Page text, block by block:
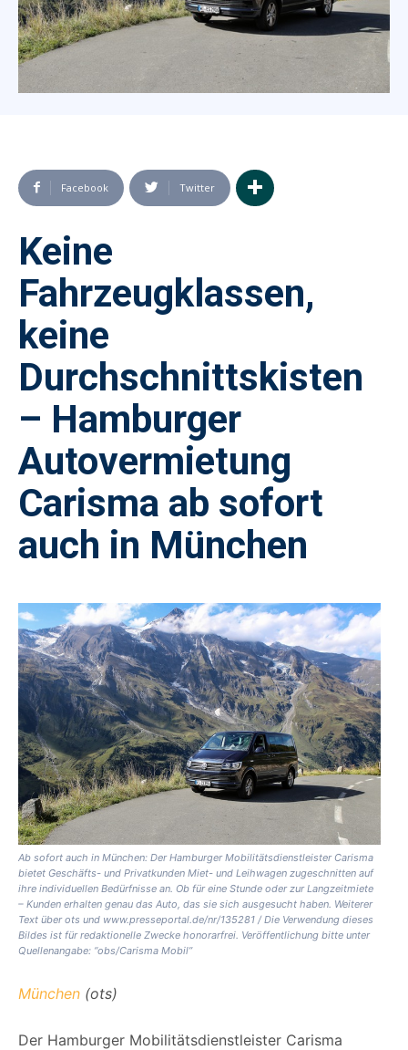
Facebook Twitter
Keine
Fahrzeugklassen,
keine
Durchschnittskisten
– Hamburger
Autovermietung
Carisma ab sofort
auch in München
Ab sofort auch in München: Der Hamburger Mobilitätsdienstleister Carisma
bietet Geschäfts- und Privatkunden Miet- und Leihwagen zugeschnitten auf
ihre individuellen Bedürfnisse an. Ob für eine Stunde oder zur Langzeitmiete
– Kunden erhalten genau das Auto, das sie sich ausgesucht haben. Weiterer
Text über ots und www.presseportal.de/nr/135281 / Die Verwendung dieses
Bildes ist für redaktionelle Zwecke honorarfrei. Veröffentlichung bitte unter
Quellenangabe: “obs/Carisma Mobil”
München (ots)
Der Hamburger Mobilitätsdienstleister Carisma